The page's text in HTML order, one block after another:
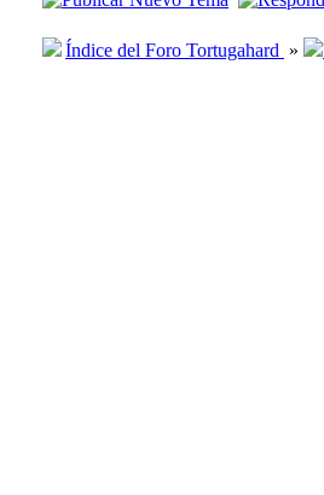
Índice del Foro Tortugahard »